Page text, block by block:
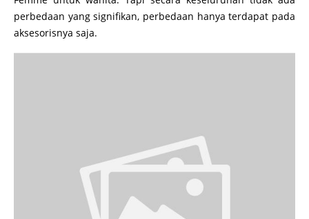
perbedaan yang signifikan, perbedaan hanya terdapat pada
aksesorisnya saja.